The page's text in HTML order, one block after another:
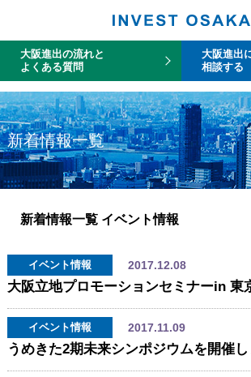
大阪進出の流れと
よくある質問
大阪進出
相談する
新着情報一覧
新着情報一覧イベント情報
イベント情報 2017.12.08
大阪立地プロモーションセミナーin 東
イベント情報 2017.11.09
うめきた2期未来シンポジウムを開催し